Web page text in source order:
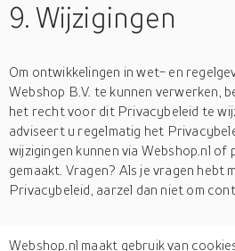
9. Wijzigingen
Om ontwikkelingen in wet- en
Webshop B.V. te kunnen verwerken,
het recht voor dit Privacybeleid te
adviseert u regelmatig het
wijzigingen kunnen via Webshop.nl of
gemaakt. Vragen? Als je vragen hebt
Privacybeleid, aarzel dan niet om
Webshop B.V. KvK: 66829704
Webshop.nl maakt gebruik van